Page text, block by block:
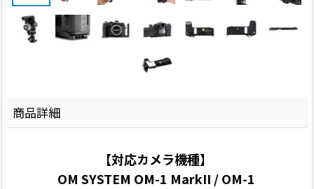
商品詳細
【対応カメラ機種】
OM SYSTEM OM-1 MarkII / OM-1